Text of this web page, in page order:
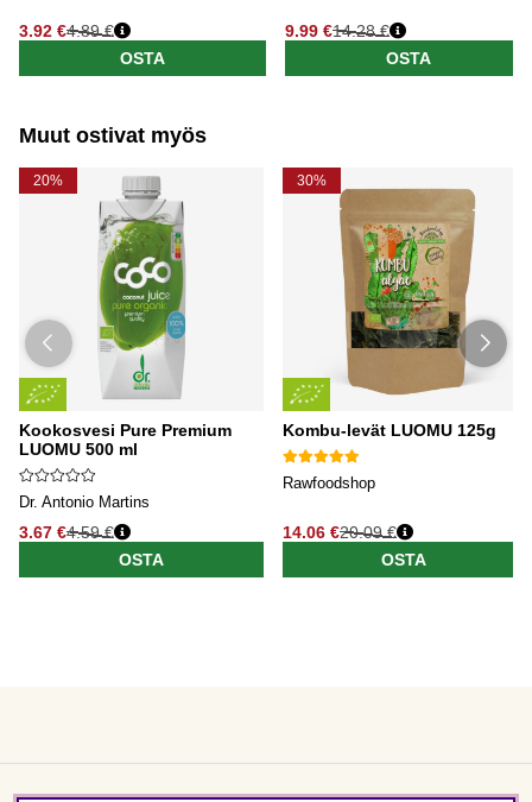
3.92 €
Normaali hinta
4.89 €
OSTA
9.99 €
Normaali hinta
14.28 €
OSTA
Muut ostivat myös
20%
Kookosvesi Pure Premium
LUOMU 500 ml
Dr. Antonio Martins
3.67 €4.59 €
OSTA
30%
Kombu-levät LUOMU 125g
Rawfoodshop
14.06 €20.09 €
OSTA